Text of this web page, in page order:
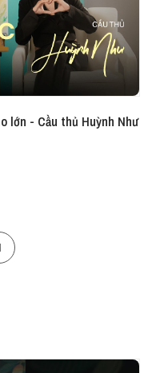
lớn - Cầu thủ Huỳnh Như